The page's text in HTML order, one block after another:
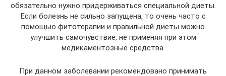
обязательно нужно придерживаться специальной диеты.
Если болезнь не сильно запущена, то очень часто с
помощью фитотерапии и правильной диеты можно
улучшить самочувствие, не применяя при этом
медикаментозные средства.
При данном заболевании рекомендовано принимать